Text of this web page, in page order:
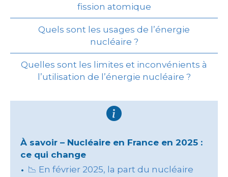
fission atomique
Quels sont les usages de l’énergie
nucléaire ?
Quelles sont les limites et inconvénients à
l’utilisation de l’énergie nucléaire ?
À savoir – Nucléaire en France en 2025 :
ce qui change
📉 En février 2025, la part du nucléaire